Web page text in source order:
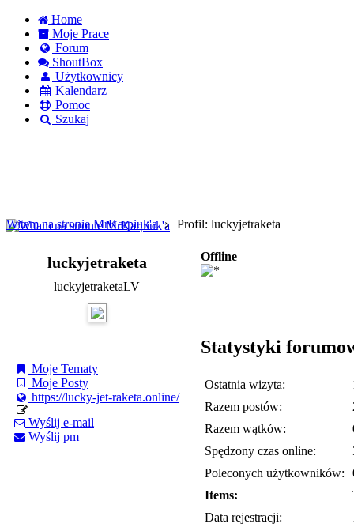
Home
Moje Prace
Forum
ShoutBox
Użytkownicy
Kalendarz
Pomoc
Szukaj
Witam na stronie MrKarpiuk'a
Profil: luckyjetraketa
luckyjetraketa
luckyjetraketaLV
Moje Tematy
Moje Posty
https://lucky-jet-raketa.online/
Wyślij e-mail
Wyślij pm
Offline
Statystyki
Ostatnia wizyta:
Razem postów:
Razem wątków:
Spędzony czas online:
Poleconych użytkowników:
Items:
Data rejestracji: